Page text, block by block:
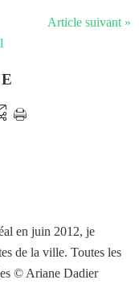
Article suivant »
en juin 2012, je
de la ville. Toutes les
© Ariane Dadier